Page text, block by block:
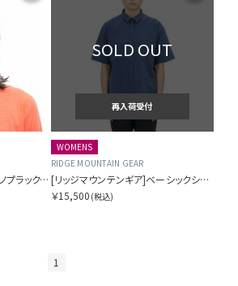
[リッジマウンテンギア]メリノプラックスビーニー
SOLD OUT
再入荷受付
WOMENS
RIDGE MOUNTAIN GEAR
[リッジマウンテンギア]ベーシックショートスリーブシャツ（ウィメンズ）
￥15,500 (税込)
1